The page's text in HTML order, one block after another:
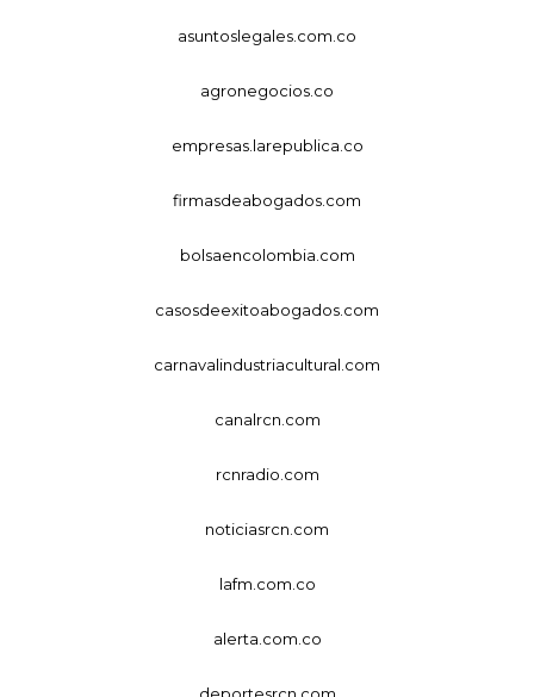
asuntoslegales.com.co
agronegocios.co
empresas.larepublica.co
firmasdeabogados.com
bolsaencolombia.com
casosdeexitoabogados.com
carnavalindustriacultural.com
canalrcn.com
rcnradio.com
noticiasrcn.com
lafm.com.co
alerta.com.co